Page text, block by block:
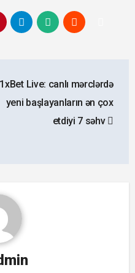
1xBet Live: canlı mərclərdə
yeni başlayanların ən çox
etdiyi 7 səhv